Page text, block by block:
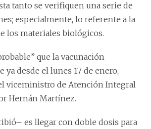
tanto se verifiquen una serie de
especialmente, lo referente a la
los materiales biológicos.
que la vacunación
ya desde el lunes 17 de enero,
viceministro de Atención Integral
Hernán Martínez.
es llegar con doble dosis para